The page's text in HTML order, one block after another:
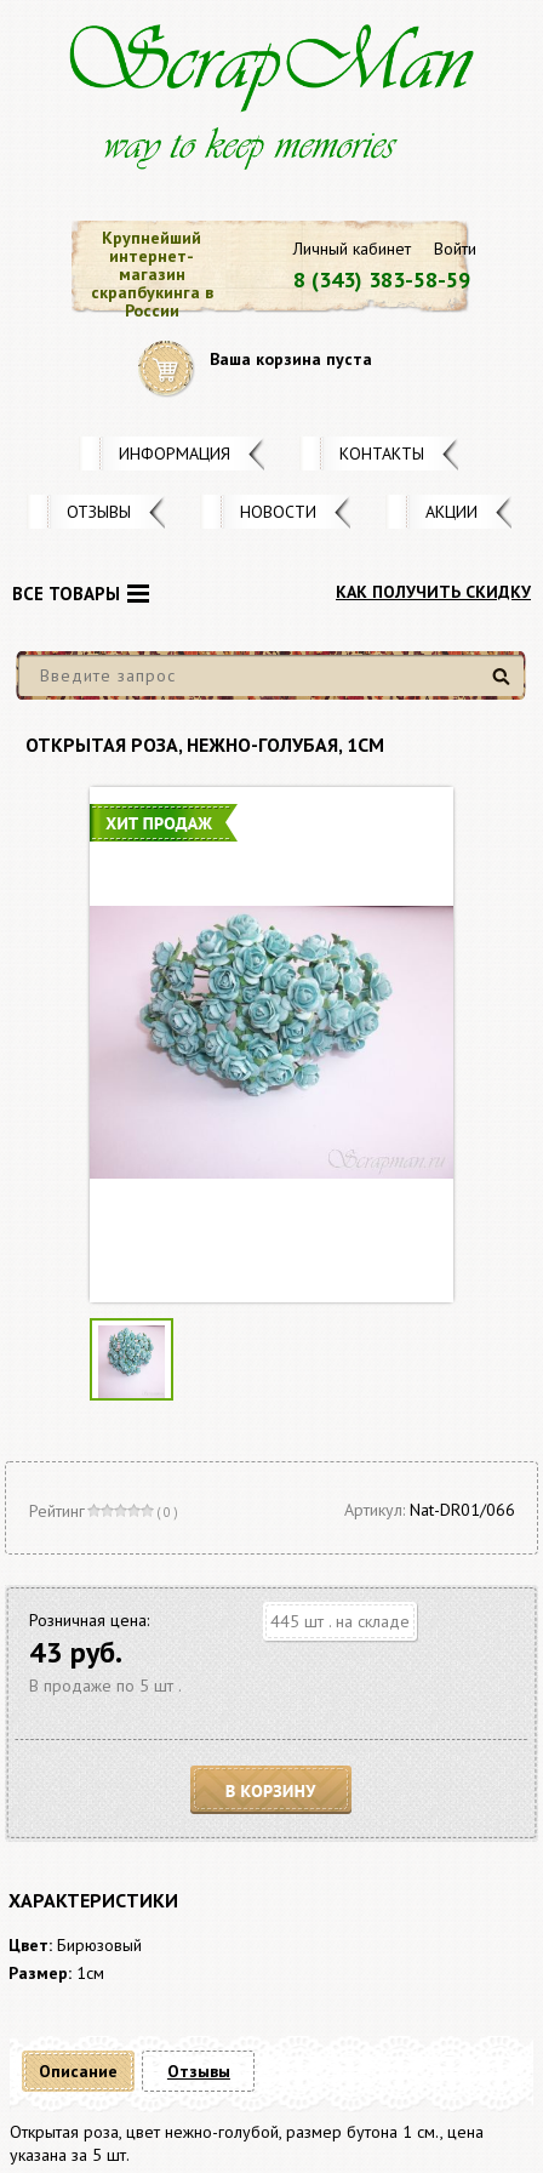
Личный кабинет Войти
8 (343) 383-58-59
Крупнейший
интернет-
магазин
скрапбукинга в
России
Ваша корзина пуста
ИНФОРМАЦИЯ КОНТАКТЫ
ОТЗЫВЫ НОВОСТИ АКЦИИ
КАК ПОЛУЧИТЬ СКИДКУ
Найти
ВСЕ ТОВАРЫ
ОТКРЫТАЯ РОЗА, НЕЖНО-ГОЛУБАЯ, 1СМ
Рейтинг ( 0 ) Артикул: Nat-DR01/066
Розничная цена:
43 руб.
В продаже по 5 шт .
445 шт . на складе
ХАРАКТЕРИСТИКИ
Цвет: Бирюзовый
Размер: 1см
Описание
Открытая роза, цвет нежно-голубой, размер бутона 1 см., цена
указана за 5 шт.
Отзывы